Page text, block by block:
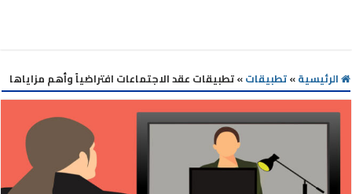
الرئيسية»تطبيقات»تطبيقات عقد الاجتماعات افتراضياً وأهم مزاياها